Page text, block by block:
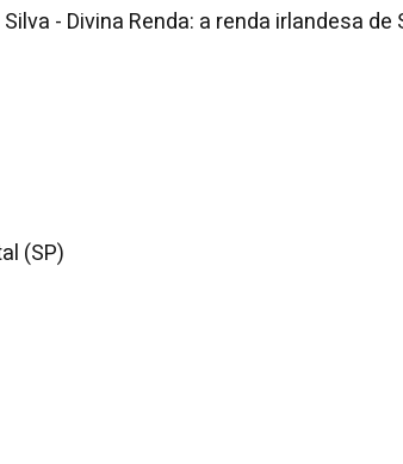
- Divina Renda: a renda irlandesa
(SP)